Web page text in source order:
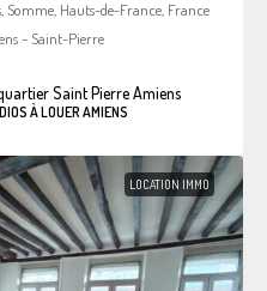
Somme, Hauts-de-France, France
- Saint-Pierre
Saint Pierre Amiens
À LOUER AMIENS
LOCATION IMMO